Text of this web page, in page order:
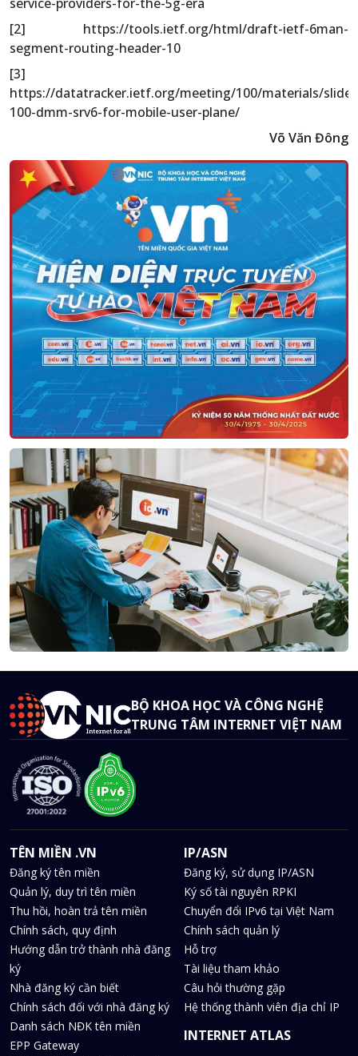
[2] https://tools.ietf.org/html/draft-ietf-6man-
segment-routing-header-10
[3]
https://datatracker.ietf.org/meeting/100/materials/
100-dmm-srv6-for-mobile-user-plane/
Võ Văn Đông
BỘ KHOA HỌC VÀ CÔNG NGHỆ
TRUNG TÂM INTERNET VIỆT NAM
TÊN MIỀN .VN
Đăng ký tên miền
Quản lý, duy trì tên miền
Thu hồi, hoàn trả tên miền
Chính sách, quy định
Hướng dẫn trở thành nhà đăng
ký
Nhà đăng ký cần biết
Chính sách đối với nhà đăng ký
Danh sách NĐK tên miền
EPP Gateway
IP/ASN
Đăng ký, sử dụng IP/ASN
Ký số tài nguyên RPKI
Chuyển đổi IPv6 tại Việt Nam
Chính sách quản lý
Hỗ trợ
Tài liệu tham khảo
Câu hỏi thường gặp
Hệ thống thành viên địa chỉ IP
INTERNET ATLAS